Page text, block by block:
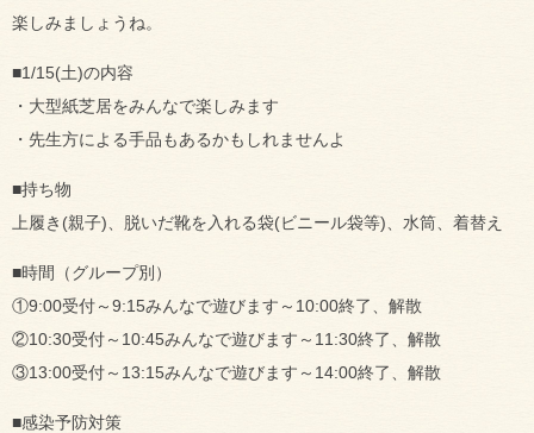
楽しみましょうね。
■1/15(土)の内容
・大型紙芝居をみんなで楽しみます
・先生方による手品もあるかもしれませんよ
■持ち物
上履き(親子)、脱いだ靴を入れる袋(ビニール袋等)、水筒、着替え
■時間（グループ別）
①9:00受付～9:15みんなで遊びます～10:00終了、解散
②10:30受付～10:45みんなで遊びます～11:30終了、解散
③13:00受付～13:15みんなで遊びます～14:00終了、解散
■感染予防対策